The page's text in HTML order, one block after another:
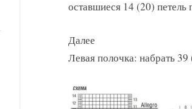
оставшиеся 14 (20) петель
Далее
Левая полочка: набрать